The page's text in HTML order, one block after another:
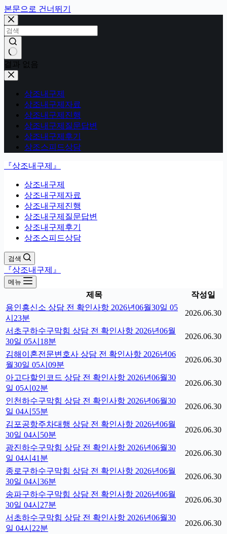
본문으로 건너뛰기
결과 없음
상조내구제
상조내구제자료
상조내구제진행
상조내구제질문답변
상조내구제후기
상조스피드상담
『상조내구제』
상조내구제
상조내구제자료
상조내구제진행
상조내구제질문답변
상조내구제후기
상조스피드상담
검색
『상조내구제』
메뉴
제목
작성일
용인흥신소 상담 전 확인사항 2026년06월30일 05
시23분
2026.06.30
서초구하수구막힘 상담 전 확인사항 2026년06월
30일 05시18분
2026.06.30
김해이혼전문변호사 상담 전 확인사항 2026년06
월30일 05시09분
2026.06.30
아고다할인코드 상담 전 확인사항 2026년06월30
일 05시02분
2026.06.30
인천하수구막힘 상담 전 확인사항 2026년06월30
일 04시55분
2026.06.30
김포공항주차대행 상담 전 확인사항 2026년06월
30일 04시50분
2026.06.30
광진하수구막힘 상담 전 확인사항 2026년06월30
일 04시41분
2026.06.30
종로구하수구막힘 상담 전 확인사항 2026년06월
30일 04시36분
2026.06.30
송파구하수구막힘 상담 전 확인사항 2026년06월
30일 04시27분
2026.06.30
서초하수구막힘 상담 전 확인사항 2026년06월30
일 04시22분
2026.06.30